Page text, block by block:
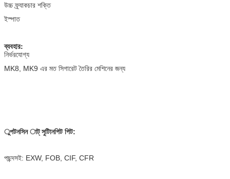
উচ্চ ফ্র্যাকচার শক্তি
ইস্পাত
ব্যবহার:
নির্ভরযোগ্য
MK8, MK9 এর মত সিগারেট তৈরির মেশিনের জন্য
ুপটনসিন াট্ সুটািনপিট পিট:
পছন্দসই: EXW, FOB, CIF, CFR